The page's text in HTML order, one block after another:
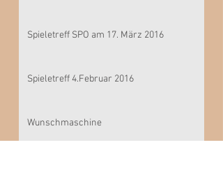
Spieletreff SPO am 17. März 2016
Spieletreff 4.Februar 2016
Wunschmaschine